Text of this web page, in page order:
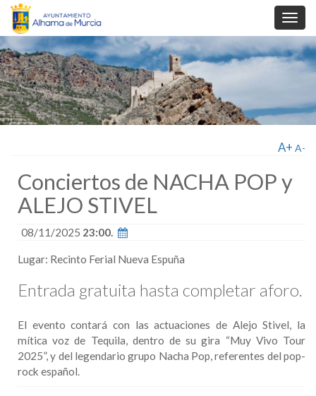
A+ A-
Conciertos de NACHA POP y
ALEJO STIVEL
08/11/2025 23:00.
Lugar: Recinto Ferial Nueva Espuña
Entrada gratuita hasta completar aforo.
El evento contará con las actuaciones de Alejo Stivel, la
mítica voz de Tequila, dentro de su gira “Muy Vivo Tour
2025”, y del legendario grupo Nacha Pop, referentes del pop-
rock español.